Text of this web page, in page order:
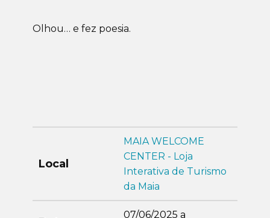
Olhou… e fez poesia.
Local
MAIA WELCOME
CENTER - Loja
Interativa de Turismo
da Maia
07/06/2025 a